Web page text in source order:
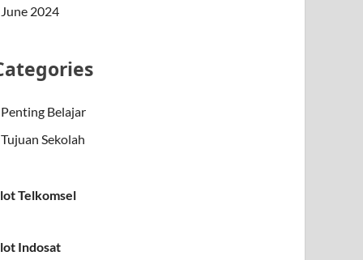
June 2024
Penting Belajar
Tujuan Sekolah
Telkomsel
Indosat